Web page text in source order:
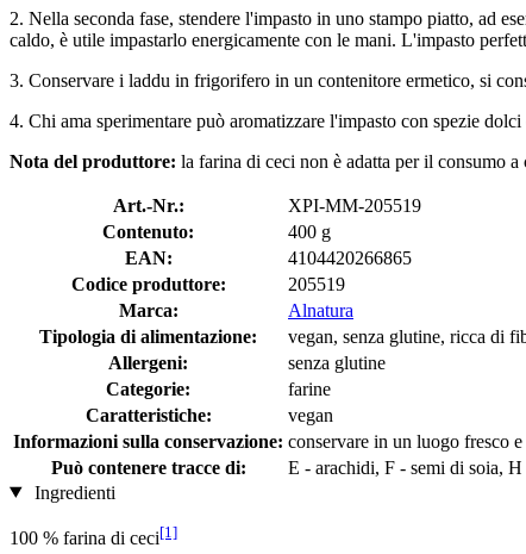
2. Nella seconda fase, stendere l'impasto in uno stampo piatto, ad
caldo, è utile impastarlo energicamente con le mani. L'impasto
3. Conservare i laddu in frigorifero in un contenitore ermetico, si
4. Chi ama sperimentare può aromatizzare l'impasto con spezie
Nota del produttore: la farina di ceci non è adatta per il consumo a
Art.-Nr.:
XPI-MM-205519
Contenuto:
400 g
EAN:
4104420266865
Codice produttore:
205519
Marca:
Alnatura
Tipologia di alimentazione:
vegan, senza glutine, ricca di
Allergeni:
senza glutine
Categorie:
farine
Caratteristiche:
vegan
Informazioni sulla conservazione: conservare in un luogo fresco
Può contenere tracce di:
E - arachidi, F - semi di soia,
Ingredienti
100 % farina di ceci[1]